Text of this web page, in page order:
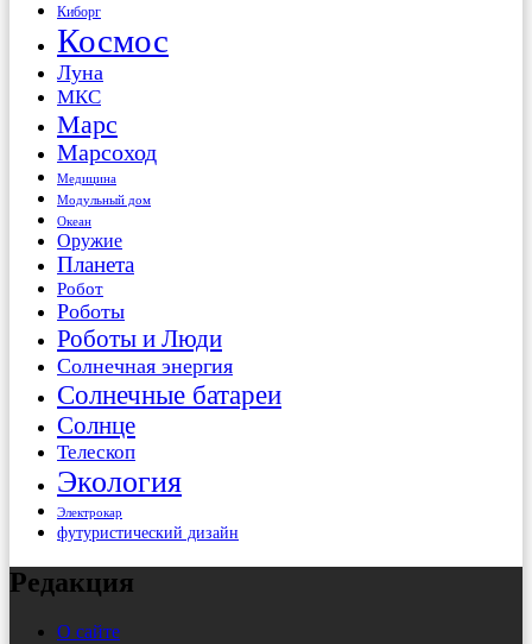
Киборг
Космос
Луна
МКС
Марс
Марсоход
Медицина
Модульный дом
Океан
Оружие
Планета
Робот
Роботы
Роботы и Люди
Солнечная энергия
Солнечные батареи
Солнце
Телескоп
Экология
Электрокар
футуристический дизайн
Редакция
О сайте